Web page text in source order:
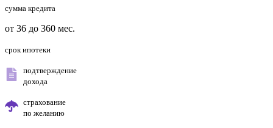
сумма кредита
от 36 до 360 мес.
срок ипотеки
подтверждение
дохода
страхование
по желанию